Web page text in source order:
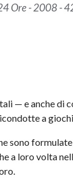
Ore - 2008 -
— e anche di
a
sono
a loro volta